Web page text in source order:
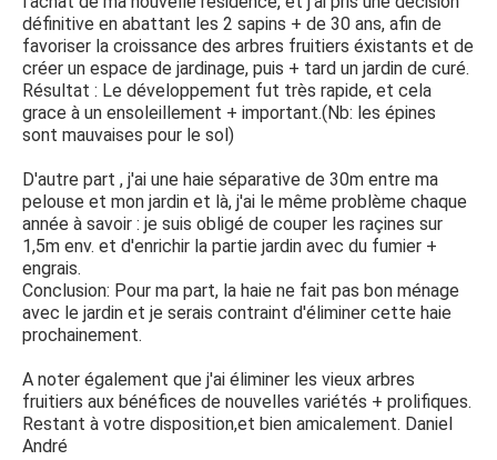
définitive en abattant les 2 sapins + de 30 ans, afin de
favoriser la croissance des arbres fruitiers éxistants et de
créer un espace de jardinage, puis + tard un jardin de curé.
Résultat : Le développement fut très rapide, et cela
grace à un ensoleillement + important.(Nb: les épines
sont mauvaises pour le sol)
D'autre part , j'ai une haie séparative de 30m entre ma
pelouse et mon jardin et là, j'ai le même problème chaque
année à savoir : je suis obligé de couper les raçines sur
1,5m env. et d'enrichir la partie jardin avec du fumier +
engrais.
Conclusion: Pour ma part, la haie ne fait pas bon ménage
avec le jardin et je serais contraint d'éliminer cette haie
prochainement.
A noter également que j'ai éliminer les vieux arbres
fruitiers aux bénéfices de nouvelles variétés + prolifiques.
Restant à votre disposition,et bien amicalement. Daniel
André